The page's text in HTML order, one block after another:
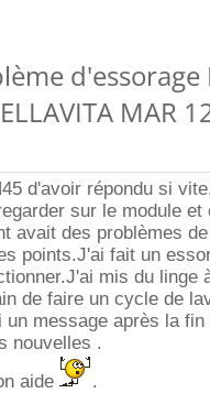
MAR
d'avoir répondu si
sur le module et
avait des problèmes
points.J'ai fait un
mis du linge
de faire un cycle de
un message après la fin
nouvelles .
aide
.